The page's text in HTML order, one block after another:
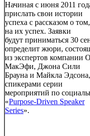
Начиная с июня 2011
прислать свои истории
успеха с рассказом о
на их успех. Заявки
будут приниматься 30
определит жюри,
из экспертов компании
МакЭфи, Джона Сили
Брауна и Майкла
спикерами серии
мероприятий по
«Purpose-Driven Speaker
Series».